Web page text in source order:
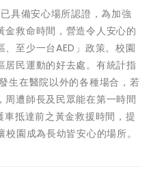
具備安心場所認證，為加強
救命時間，營造令人安心的
至少一台AED」政策。校園
居民運動的好去處。有統計指
生在醫院以外的各種場合，若
周遭師長及民眾能在第一時間
抵達前之黃金救援時間，提
園成為長幼皆安心的場所。